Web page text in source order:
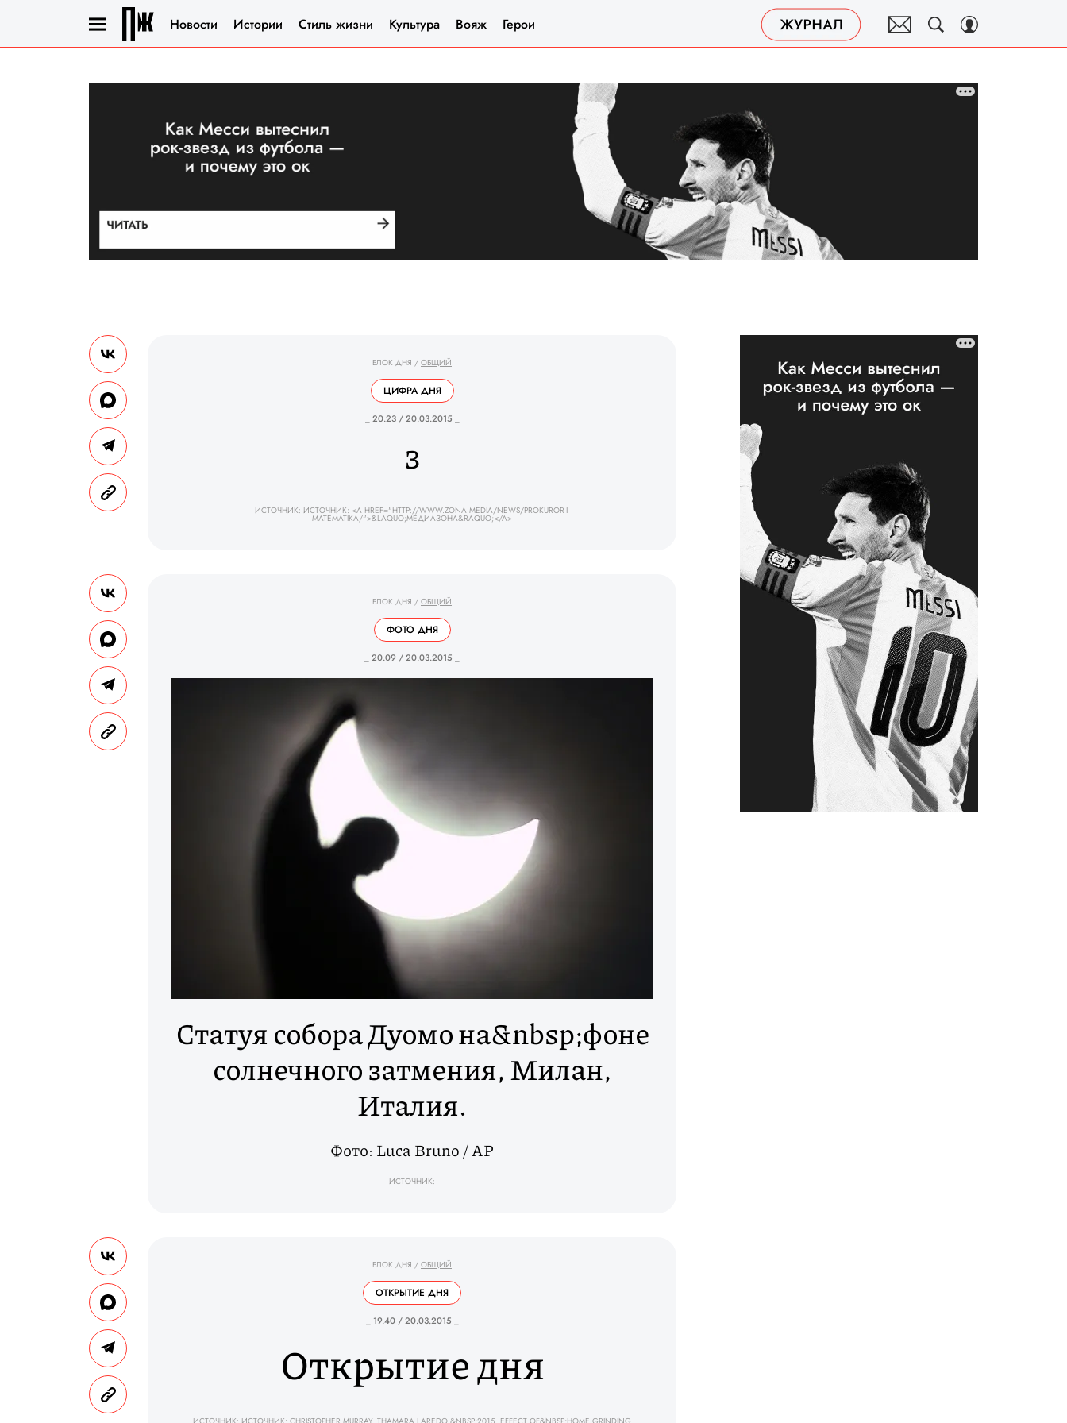
Новости Истории Стиль жизни Культура Вояж Герои
БЛОК ДНЯ / ОБЩИЙ
ЦИФРА ДНЯ
_ 20.23 / 20.03.2015 _
3
ИСТОЧНИК: ИСТОЧНИК: <A HREF="HTTP://WWW.ZONA.MEDIA/NEWS/PROKUROR-I-
MATEMATIKA/">&LAQUO;МЕДИАЗОНА&RAQUO;</A>
БЛОК ДНЯ / ОБЩИЙ
ФОТО ДНЯ
_ 20.09 / 20.03.2015 _
Статуя собора Дуомо на&nbsp;фоне
солнечного затмения, Милан,
Италия.
Фото: Luca Bruno / AP
ИСТОЧНИК:
БЛОК ДНЯ / ОБЩИЙ
ОТКРЫТИЕ ДНЯ
_ 19.40 / 20.03.2015 _
Открытие дня